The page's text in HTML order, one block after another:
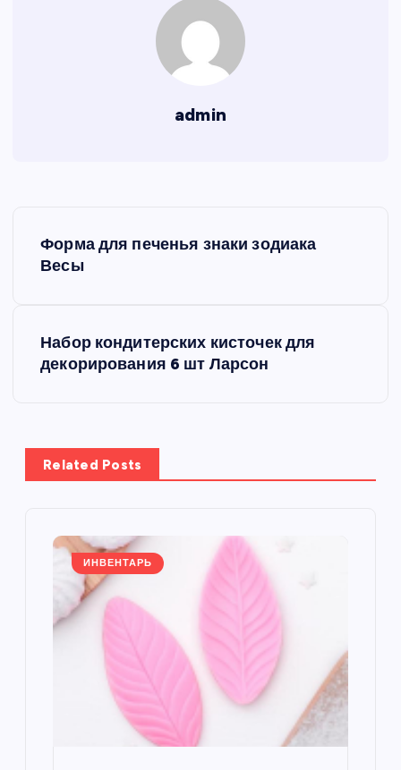
admin
а
ц
Форма для печенья знаки зодиака
Весы
Набор кондитерских кисточек для
декорирования 6 шт Ларсон
Related Posts
ИНВЕНТАРЬ